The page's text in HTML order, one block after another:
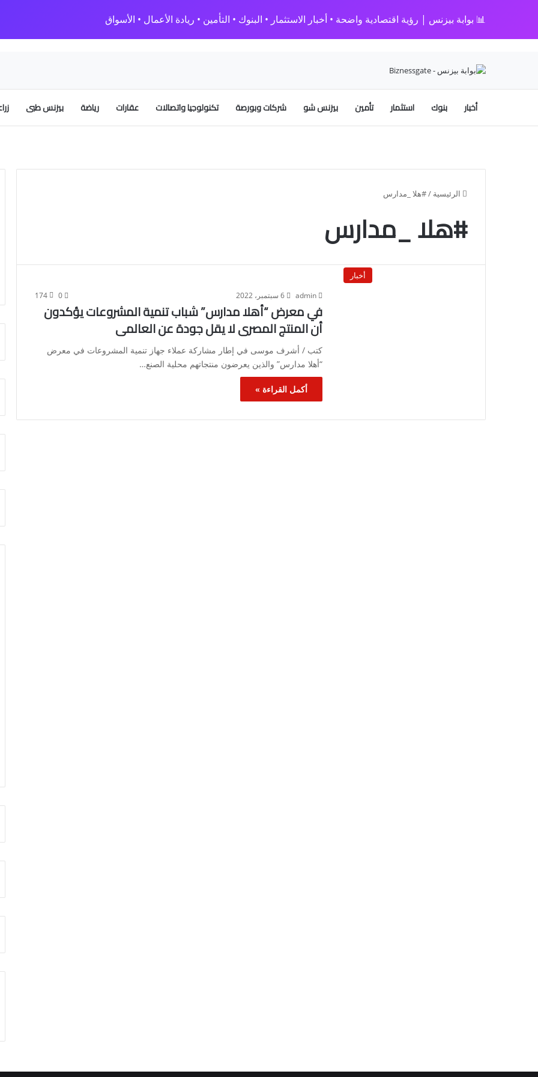
📊 بوابة بيزنس | رؤية اقتصادية واضحة • أخبار الاستثمار • البنوك • التأمين • ريادة الأعمال • الأسواق
أخبار بنوك استثمار تأمين بيزنس شو شركات وبورصة تكنولوجيا واتصالات عقارات رياضة بيزنس طبى
الرئيسية /#هلا _مدارس
#هلا _مدارس
أخبار
admin 6 سبتمبر، 2022 0
174
في معرض “أهلا مدارس” شباب تنمية المشروعات يؤكدون
أن المنتج المصرى لا يقل جودة عن العالمى
كتب / أشرف موسى في إطار مشاركة عملاء جهاز تنمية المشروعات في معرض
“أهلا مدارس” والذين يعرضون منتجاتهم محلية الصنع…
أكمل القراءة »